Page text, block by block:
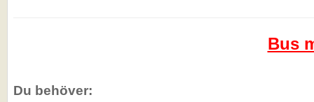
Bus
Du behöver: